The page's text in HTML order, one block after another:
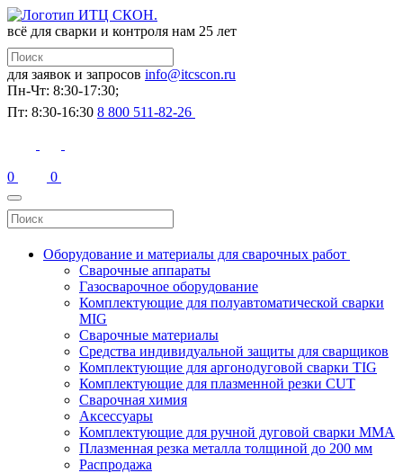
всё для сварки и контроля нам 25 лет
для заявок и запросов info@itcscon.ru
Пн-Чт: 8:30-17:30;
Пт: 8:30-16:30 8 800 511-82-26
0 0
Оборудование и материалы для сварочных работ
Сварочные аппараты
Газосварочное оборудование
Комплектующие для полуавтоматической сварки
MIG
Сварочные материалы
Средства индивидуальной защиты для сварщиков
Комплектующие для аргонодуговой сварки TIG
Комплектующие для плазменной резки CUT
Сварочная химия
Аксессуары
Комплектующие для ручной дуговой сварки MMA
Плазменная резка металла толщиной до 200 мм
Распродажа